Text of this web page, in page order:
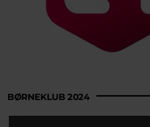
BØRNEKLUB 2024